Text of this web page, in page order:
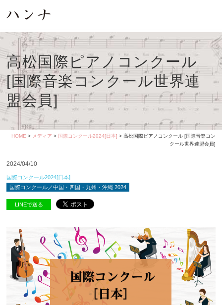
高松国際ピアノコンクール
[国際音楽コンクール世界連
盟会員]
HOME > メディア > 国際コンクール2024[日本] > 高松国際ピアノコンクール [国際音楽コン
クール世界連盟会員]
2024/04/10
国際コンクール2024[日本]
国際コンクール／中国・四国・九州・沖縄 2024
LINEで送る